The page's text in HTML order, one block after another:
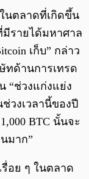
นตลาดที่เกิดขึ้น
รายได้มหาศาล
เก็บ” กล่าว
ทด้านการเทรด
“ช่วงแก่งแย่ง
วงเวลานี้ของปี
BTC นั้นจะ
มาก”
อย ๆ ในตลาด